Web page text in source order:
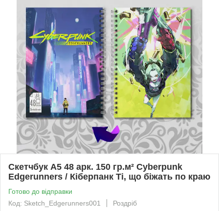
Скетчбук А5 48 арк. 150 гр.м² Cyberpunk
Edgerunners / Кіберпанк Ті, що біжать по краю
Готово до відправки
Код: Sketch_Edgerunners001
Роздріб